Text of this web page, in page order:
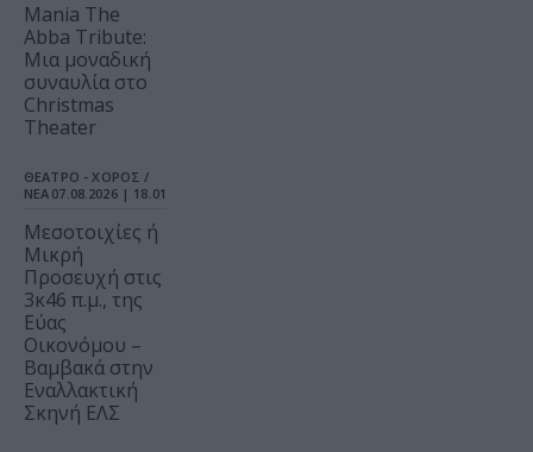
Mania The
Abba Tribute:
Μια μοναδική
συναυλία στο
Christmas
Theater
ΘΕΑΤΡΟ - ΧΟΡΟΣ /
ΝΕΑ 07.08.2026 | 18.01
Μεσοτοιχίες ή
Μικρή
Προσευχή στις
3κ46 π.μ., της
Εύας
Οικονόμου –
Βαμβακά στην
Εναλλακτική
Σκηνή ΕΛΣ